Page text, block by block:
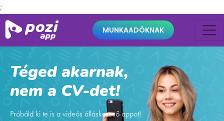
;
MUNKAADÓKNAK
Téged akarnak,
nem a CV-det!
Próbáld ki te is a videós álláskereső appot!